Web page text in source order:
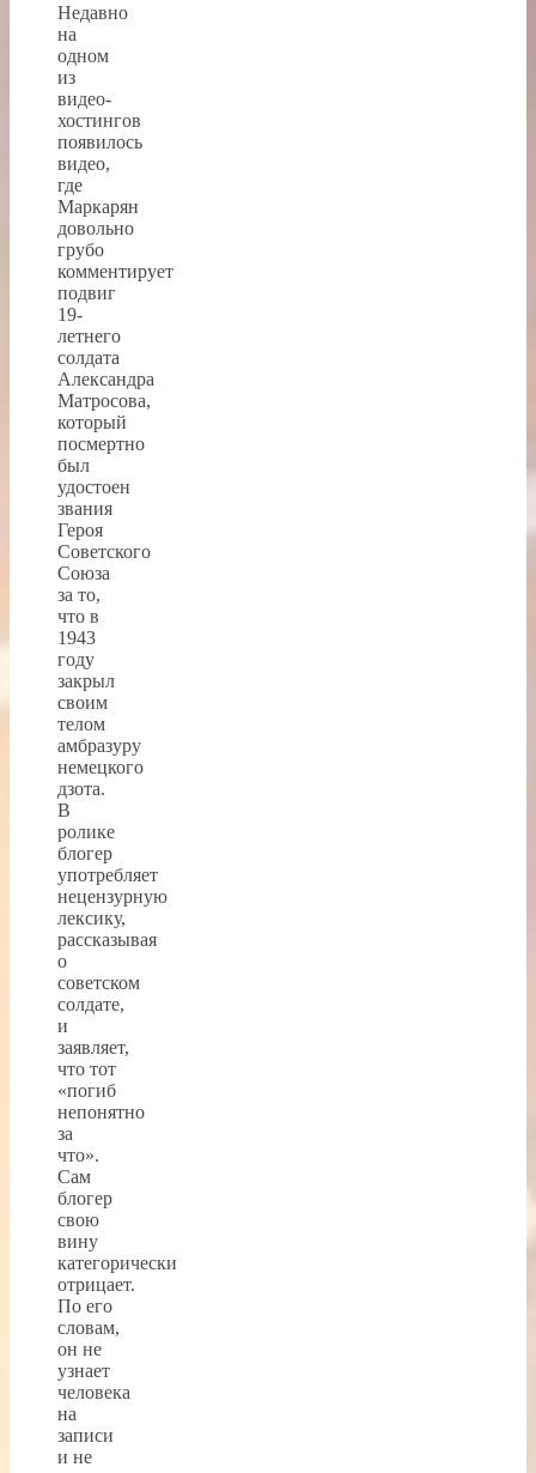
Недавно
на
одном
из
видео­
хостингов
появилось
видео,
где
Маркарян
довольно
грубо
комментирует
подвиг
19-
летнего
солдата
Александра
Матросова,
который
посмертно
был
удостоен
звания
Героя
Советского
Союза
за то,
что в
1943
году
закрыл
своим
телом
амбразуру
немецкого
дзота.
В
ролике
блогер
употребляет
нецензурную
лексику,
рассказывая
о
советском
солдате,
и
заявляет,
что тот
«погиб
непонятно
за
что».
Сам
блогер
свою
вину
категорически
отрицает.
По его
словам,
он не
узнает
человека
на
записи
и не